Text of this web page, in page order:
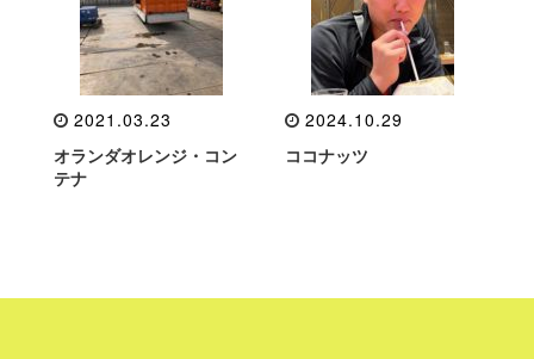
2021.03.23
オランダオレンジ・コン
テナ
2024.10.29
ココナッツ